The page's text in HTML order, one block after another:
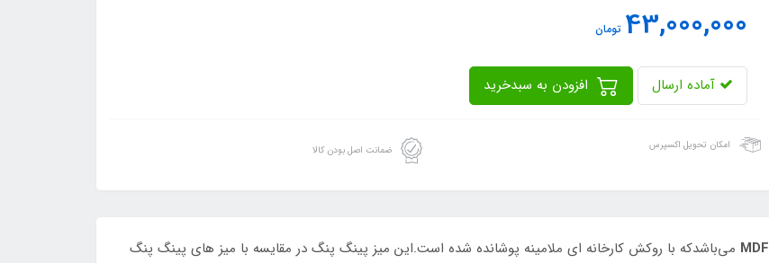
43,000,000 تومان
آماده ارسال
امکان تحویل اکسپرس ضمانت اصل بودن کالا
MDF می‌باشدکه با روکش کارخانه ای ملامینه پوشانده شده است.این میز پینگ پنگ در مقایسه با میز های پینگ پنگ